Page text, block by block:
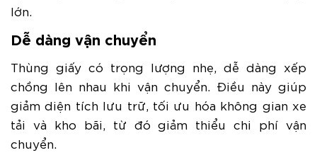
lớn.
Dễ dàng vận chuyển
Thùng giấy có trọng lượng nhẹ, dễ dàng xếp
chồng lên nhau khi vận chuyển. Điều này giúp
giảm diện tích lưu trữ, tối ưu hóa không gian xe
tải và kho bãi, từ đó giảm thiểu chi phí vận
chuyển.